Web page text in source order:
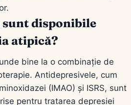
disponibile
atipică?
bine la o combinație de
Antidepresivele, cum
(IMAO) și ISRS, sunt
pentru tratarea depresiei